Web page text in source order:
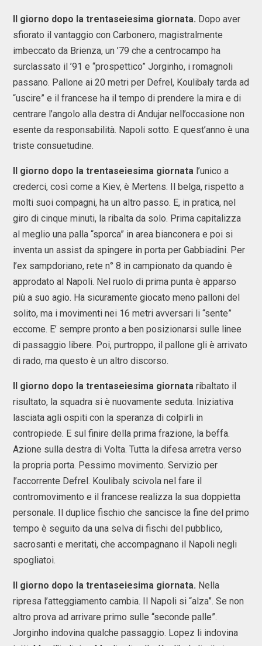
Il giorno dopo la trentaseiesima giornata. Dopo aver
sfiorato il vantaggio con Carbonero, magistralmente
imbeccato da Brienza, un ’79 che a centrocampo ha
surclassato il ’91 e “prospettico” Jorginho, i romagnoli
passano. Pallone ai 20 metri per Defrel, Koulibaly tarda ad
“uscire” e il francese ha il tempo di prendere la mira e di
centrare l’angolo alla destra di Andujar nell’occasione non
esente da responsabilità. Napoli sotto. E quest’anno è una
triste consuetudine.
Il giorno dopo la trentaseiesima giornata l’unico a
crederci, così come a Kiev, è Mertens. Il belga, rispetto a
molti suoi compagni, ha un altro passo. E, in pratica, nel
giro di cinque minuti, la ribalta da solo. Prima capitalizza
al meglio una palla “sporca” in area bianconera e poi si
inventa un assist da spingere in porta per Gabbiadini. Per
l’ex sampdoriano, rete n° 8 in campionato da quando è
approdato al Napoli. Nel ruolo di prima punta è apparso
più a suo agio. Ha sicuramente giocato meno palloni del
solito, ma i movimenti nei 16 metri avversari li “sente”
eccome. E’ sempre pronto a ben posizionarsi sulle linee
di passaggio libere. Poi, purtroppo, il pallone gli è arrivato
di rado, ma questo è un altro discorso.
Il giorno dopo la trentaseiesima giornata ribaltato il
risultato, la squadra si è nuovamente seduta. Iniziativa
lasciata agli ospiti con la speranza di colpirli in
contropiede. E sul finire della prima frazione, la beffa.
Azione sulla destra di Volta. Tutta la difesa arretra verso
la propria porta. Pessimo movimento. Servizio per
l’accorrente Defrel. Koulibaly scivola nel fare il
contromovimento e il francese realizza la sua doppietta
personale. Il duplice fischio che sancisce la fine del primo
tempo è seguito da una selva di fischi del pubblico,
sacrosanti e meritati, che accompagnano il Napoli negli
spogliatoi.
Il giorno dopo la trentaseiesima giornata. Nella
ripresa l’atteggiamento cambia. Il Napoli si “alza”. Se non
altro prova ad arrivare primo sulle “seconde palle”.
Jorginho indovina qualche passaggio. Lopez li indovina